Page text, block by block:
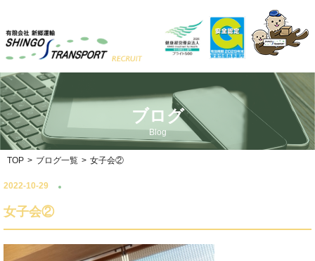
ブログ
Blog
TOP > ブログ一覧 > 女子会②
2022-10-29
女子会②